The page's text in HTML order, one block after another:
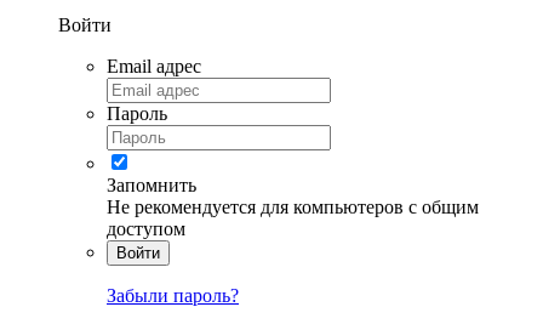
Войти
Email адрес
Пароль
Запомнить
Не рекомендуется для компьютеров с общим
доступом
Войти
Забыли пароль?